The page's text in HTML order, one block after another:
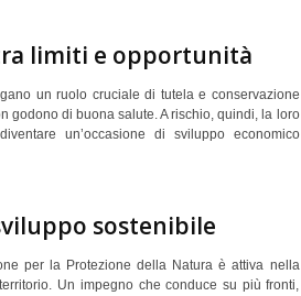
limiti e opportunità
un ruolo cruciale di tutela e conservazione
godono di buona salute. A rischio, quindi, la loro
un’occasione di sviluppo economico
sostenibile
per la Protezione della Natura è attiva nella
Un impegno che conduce su più fronti,